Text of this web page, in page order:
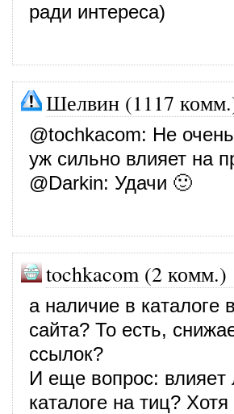
ради интереса)
Шелвин (1117
@tochkacom: Не
уж сильно влияет на
@Darkin: Удачи 🙂
tochkacom (2 комм.)
a нaличиe в кaтaлогe
сaйтa? То eсть,
ссылок?
И eщe вопрос:
кaтaлогe нa тиц?